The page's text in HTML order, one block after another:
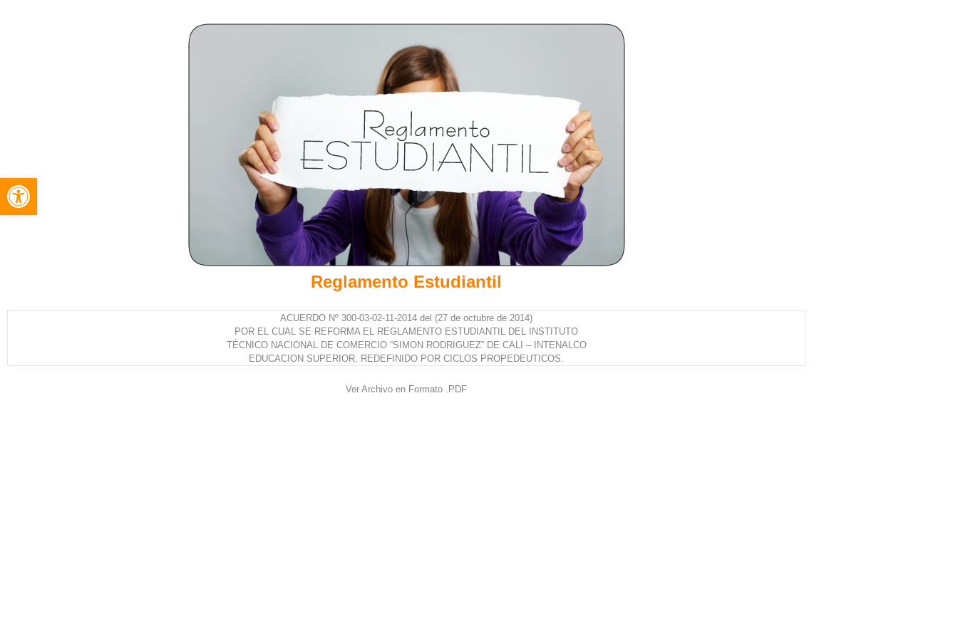
Reglamento Estudiantil
ACUERDO Nº 300-03-02-11-2014 del (27 de octubre de 2014)
POR EL CUAL SE REFORMA EL REGLAMENTO ESTUDIANTIL DEL INSTITUTO
TÉCNICO NACIONAL DE COMERCIO “SIMON RODRIGUEZ” DE CALI – INTENALCO
EDUCACION SUPERIOR, REDEFINIDO POR CICLOS PROPEDEUTICOS.
Ver Archivo en Formato .PDF
Abrir barra de herramientas